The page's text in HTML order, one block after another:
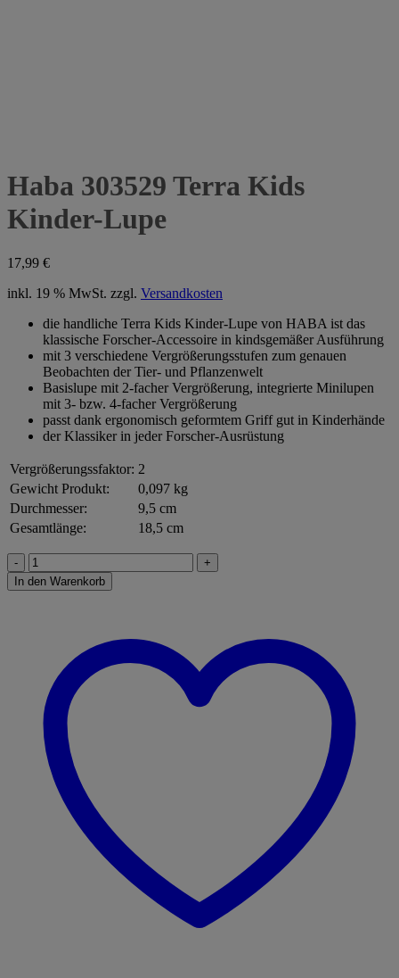
Haba 303529 Terra Kids
Kinder-Lupe
17,99 €
inkl. 19 % MwSt. zzgl. Versandkosten
die handliche Terra Kids Kinder-Lupe von HABA ist das
klassische Forscher-Accessoire in kindsgemäßer Ausführung
mit 3 verschiedene Vergrößerungsstufen zum genauen
Beobachten der Tier- und Pflanzenwelt
Basislupe mit 2-facher Vergrößerung, integrierte Minilupen
mit 3- bzw. 4-facher Vergrößerung
passt dank ergonomisch geformtem Griff gut in Kinderhände
der Klassiker in jeder Forscher-Ausrüstung
Vergrößerungssfaktor: 2
Gewicht Produkt:
0,097 kg
Durchmesser:
9,5 cm
Gesamtlänge:
18,5 cm
Haba
303529
Terra
In den Warenkorb